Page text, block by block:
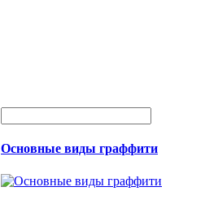
Основные виды граффити